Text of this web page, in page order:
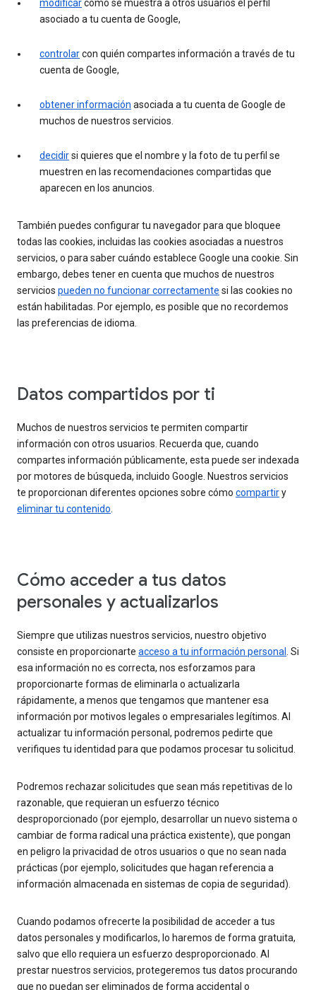
modificarcómo se muestra a otros usuarios el perfil
asociado a tu cuenta de Google,
controlarcon quién compartes información a través de tu
cuenta de Google,
obtener información asociada a tu cuenta de Google de
muchos de nuestros servicios.
decidirsi quieres que el nombre y la foto de tu perfil se
muestren en las recomendaciones compartidas que
aparecen en los anuncios.
También puedes configurar tu navegador para que bloquee
todas las cookies, incluidas las cookies asociadas a nuestros
servicios, o para saber cuándo establece Google una cookie. Sin
embargo, debes tener en cuenta que muchos de nuestros
servicios pueden no funcionar correctamente si las cookies no
están habilitadas. Por ejemplo, es posible que no recordemos
las preferencias de idioma.
Datos compartidos por ti
Muchos de nuestros servicios te permiten compartir
información con otros usuarios. Recuerda que, cuando
compartes información públicamente, esta puede ser indexada
por motores de búsqueda, incluido Google. Nuestros servicios
te proporcionan diferentes opciones sobre cómo compartiry
eliminar tu contenido.
Cómo acceder a tus datos
personales y actualizarlos
Siempre que utilizas nuestros servicios, nuestro objetivo
consiste en proporcionarte acceso a tu información personal. Si
esa información no es correcta, nos esforzamos para
proporcionarte formas de eliminarla o actualizarla
rápidamente, a menos que tengamos que mantener esa
información por motivos legales o empresariales legítimos. Al
actualizar tu información personal, podremos pedirte que
verifiques tu identidad para que podamos procesar tu solicitud.
Podremos rechazar solicitudes que sean más repetitivas de lo
razonable, que requieran un esfuerzo técnico
desproporcionado (por ejemplo, desarrollar un nuevo sistema o
cambiar de forma radical una práctica existente), que pongan
en peligro la privacidad de otros usuarios o que no sean nada
prácticas (por ejemplo, solicitudes que hagan referencia a
información almacenada en sistemas de copia de seguridad).
Cuando podamos ofrecerte la posibilidad de acceder a tus
datos personales y modificarlos, lo haremos de forma gratuita,
salvo que ello requiera un esfuerzo desproporcionado. Al
prestar nuestros servicios, protegeremos tus datos procurando
que no puedan ser eliminados de forma accidental o